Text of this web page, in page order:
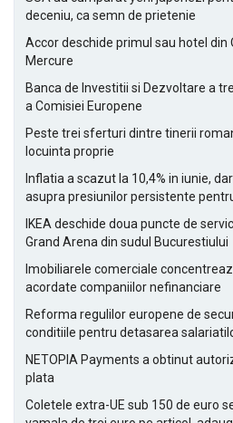
deceniu, ca semn de prietenie
Accor deschide primul sau hotel din
Mercure
Banca de Investitii si Dezvoltare a
a Comisiei Europene
Peste trei sferturi dintre tinerii
locuinta proprie
Inflatia a scazut la 10,4% in iunie,
asupra presiunilor persistente
IKEA deschide doua puncte de
Grand Arena din sudul Bucurestiului
Imobiliarele comerciale
acordate companiilor nefinanciare
Reforma regulilor europene de
conditiile pentru detasarea
NETOPIA Payments a obtinut
plata
Coletele extra-UE sub 150 de euro